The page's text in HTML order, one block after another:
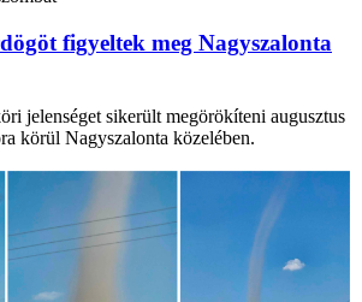
figyeltek meg Nagyszalonta
jelenséget sikerült megörökíteni augusztus
körül Nagyszalonta közelében.